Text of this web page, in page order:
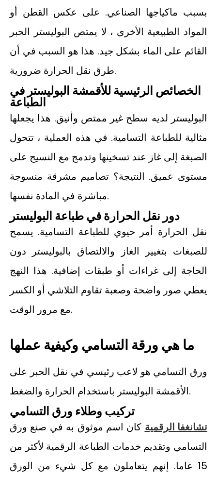
بسبب ماكياجها الصناعي. على عكس القطن أو
المواد الطبيعية الأخرى ، لا يمتص البوليستر الحبر
القائم على الماء بشكل جيد. هذا هو السبب في أن
طرق نقل الحرارة ضرورية.
الخصائص الرئيسية للأقمشة البوليستر في
الطباعة
البوليستر لديه سطح غير ممتص وأنيق. هذا يجعلها
مثالية للطباعة التسامية. في هذه العملية ، تتحول
الصبغة إلى غاز عند تسخينها وتدمج مع النسيج على
مستوى عميق. النتيجة؟ تصاميم مشرقة منسوجة
مباشرة في المادة نفسها.
دور نقل الحرارة في طباعة البوليستر
نقل الحرارة أمر حيوي للطباعة التسامية. يسمح
للصبغات بتغيير الغاز والالتصاق بالبوليستر دون
الحاجة إلى غراءات أو طبقات إضافية. هذا النهج
يعطي صور واضحة وصعبة تقاوم التلاشي أو الكسر
مع مرور الوقت.
ما هي ورقة التسامي وكيفية عملها
ورق التسامي هو لاعب رئيسي في نقل الحبر على
الأقمشة البوليستر باستخدام الحرارة والضغط.
تركيب وطلاء ورق التسامي
تشانغفا الرقمية كان اسم موثوق به في صنع ورق
التسامي وتقديم خدمات الطباعة الرقمية لأكثر من
15 عاما. إنهم يتعاملون مع كل شيء من الورق